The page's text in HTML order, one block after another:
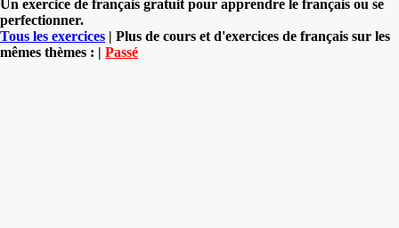
Un exercice de français gratuit pour apprendre le français ou se
perfectionner.
Tous les exercices | Plus de cours et d'exercices de français sur les
mêmes thèmes : | Passé